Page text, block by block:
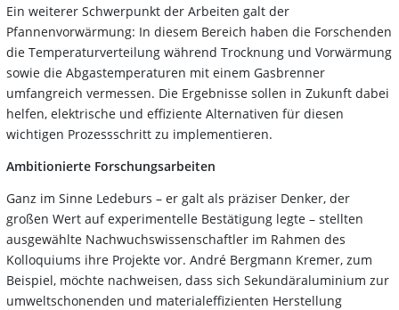
Ein weiterer Schwerpunkt der Arbeiten galt der
Pfannenvorwärmung: In diesem Bereich haben die Forschenden
die Temperaturverteilung während Trocknung und Vorwärmung
sowie die Abgastemperaturen mit einem Gasbrenner
umfangreich vermessen. Die Ergebnisse sollen in Zukunft dabei
helfen, elektrische und effiziente Alternativen für diesen
wichtigen Prozessschritt zu implementieren.
Ambitionierte Forschungsarbeiten
Ganz im Sinne Ledeburs – er galt als präziser Denker, der
großen Wert auf experimentelle Bestätigung legte – stellten
ausgewählte Nachwuchswissenschaftler im Rahmen des
Kolloquiums ihre Projekte vor. André Bergmann Kremer, zum
Beispiel, möchte nachweisen, dass sich Sekundäraluminium zur
umweltschonenden und materialeffizienten Herstellung